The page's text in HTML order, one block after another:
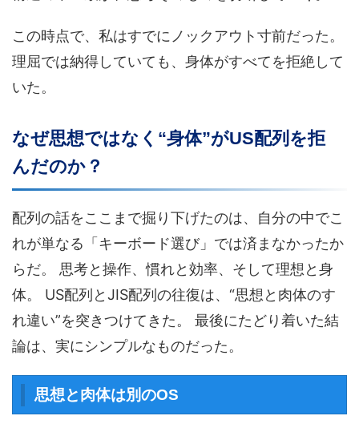
この時点で、私はすでにノックアウト寸前だった。
理屈では納得していても、身体がすべてを拒絶して
いた。
なぜ思想ではなく“身体”がUS配列を拒
んだのか？
配列の話をここまで掘り下げたのは、自分の中でこ
れが単なる「キーボード選び」では済まなかったか
らだ。 思考と操作、慣れと効率、そして理想と身
体。 US配列とJIS配列の往復は、“思想と肉体のす
れ違い”を突きつけてきた。 最後にたどり着いた結
論は、実にシンプルなものだった。
思想と肉体は別のOS